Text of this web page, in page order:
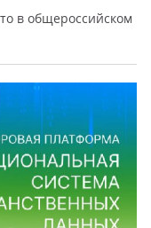
Всероссийская